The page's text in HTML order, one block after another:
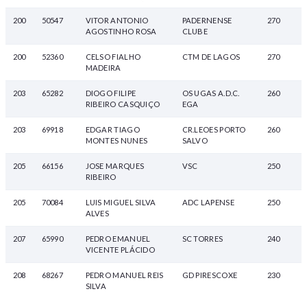
200 50547
VITOR ANTONIO
AGOSTINHO ROSA
PADERNENSE
CLUBE
270
200 52360
CELSO FIALHO
MADEIRA
CTM DE LAGOS 270
203 65282
DIOGO FILIPE
RIBEIRO CASQUIÇO
OS UGAS A.D.C.
EGA
260
203 69918
EDGAR TIAGO
MONTES NUNES
CR.LEOES PORTO
SALVO
260
205 66156
JOSE MARQUES
RIBEIRO
VSC 250
205 70084
LUIS MIGUEL SILVA
ALVES
ADC LAPENSE 250
207 65990
PEDRO EMANUEL
VICENTE PLÁCIDO
SC TORRES 240
208 68267
PEDRO MANUEL REIS
SILVA
GD PIRESCOXE 230